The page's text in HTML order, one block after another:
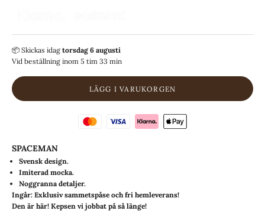
📦 Skickas idag torsdag 6 augusti
Vid beställning inom 5 tim 33 min
LÄGG I VARUKORGEN
SPACEMAN
Svensk design.
Imiterad mocka.
Noggranna detaljer.
Ingår: Exklusiv sammetspåse och fri hemleverans!
Den är här! Kepsen vi jobbat på så länge!